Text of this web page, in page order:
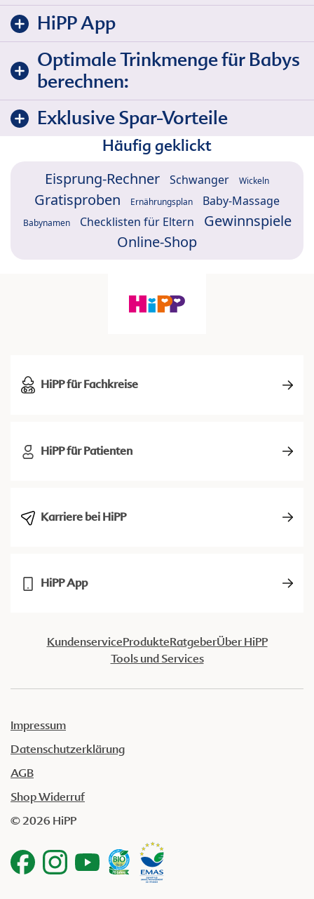
HiPP App
Optimale Trinkmenge für Babys
berechnen:
Exklusive Spar-Vorteile
Häufig geklickt
Eisprung-Rechner Schwanger Wickeln
Gratisproben Ernährungsplan Baby-Massage
Babynamen Checklisten für Eltern
Gewinnspiele
Online-Shop
HiPP für Fachkreise
HiPP für Patienten
Karriere bei HiPP
HiPP App
KundenserviceProdukteRatgeberÜber HiPP
Tools und Services
Impressum
Datenschutzerklärung
AGB
Shop Widerruf
© 2026 HiPP